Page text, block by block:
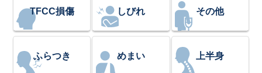
TFCC損傷 しびれ その他
ふらつき めまい 上半身